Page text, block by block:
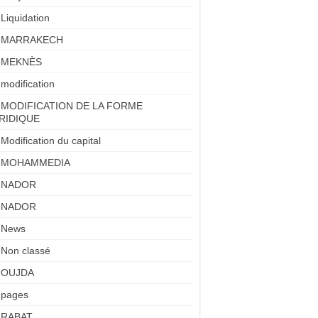
Liquidation
MARRAKECH
MEKNÈS
modification
MODIFICATION DE LA FORME
Modification du capital
MOHAMMEDIA
NADOR
NADOR
News
Non classé
OUJDA
pages